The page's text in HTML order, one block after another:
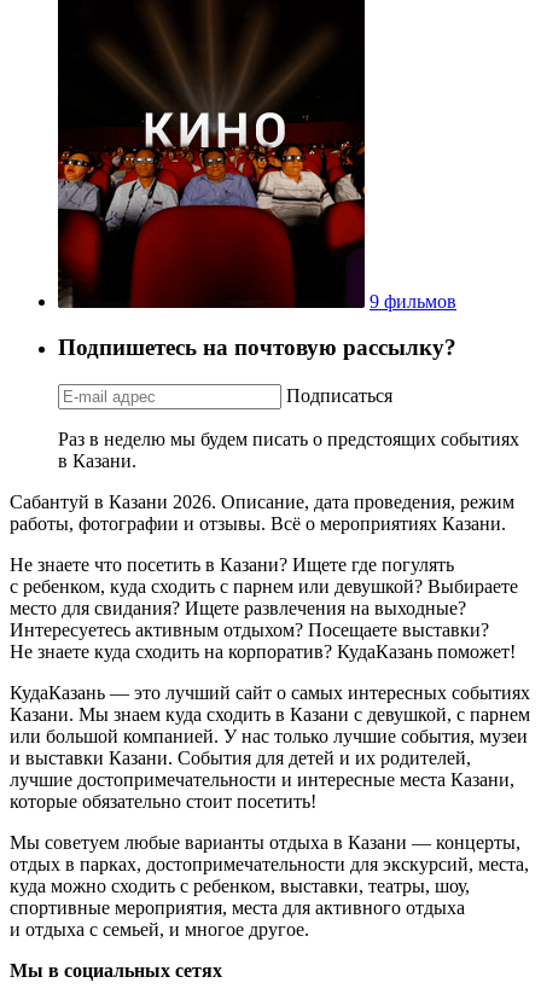
9 фильмов
Подпишетесь на почтовую рассылку?
Подписаться
Раз в неделю мы будем писать о предстоящих событиях
в Казани.
Сабантуй в Казани 2026. Описание, дата проведения, режим
работы, фотографии и отзывы. Всё о мероприятиях Казани.
Не знаете что посетить в Казани? Ищете где погулять
с ребенком, куда сходить с парнем или девушкой? Выбираете
место для свидания? Ищете развлечения на выходные?
Интересуетесь активным отдыхом? Посещаете выставки?
Не знаете куда сходить на корпоратив? КудаКазань поможет!
КудаКазань — это лучший сайт о самых интересных событиях
Казани. Мы знаем куда сходить в Казани с девушкой, с парнем
или большой компанией. У нас только лучшие события, музеи
и выставки Казани. События для детей и их родителей,
лучшие достопримечательности и интересные места Казани,
которые обязательно стоит посетить!
Мы советуем любые варианты отдыха в Казани — концерты,
отдых в парках, достопримечательности для экскурсий, места,
куда можно сходить с ребенком, выставки, театры, шоу,
спортивные мероприятия, места для активного отдыха
и отдыха с семьей, и многое другое.
Мы в социальных сетях